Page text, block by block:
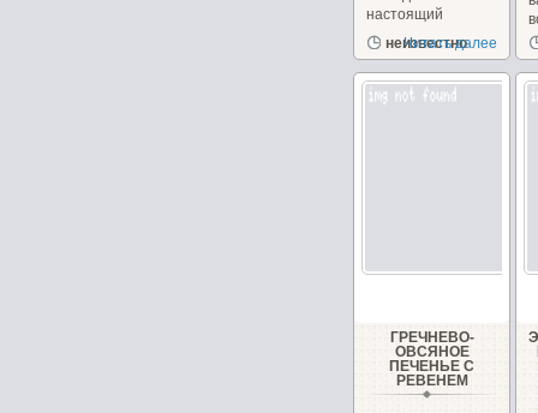
настоящий
пудинг....
неизвестно
Читать далее
ГРЕЧНЕВО-
ОВСЯНОЕ
ПЕЧЕНЬЕ С
РЕВЕНЕМ